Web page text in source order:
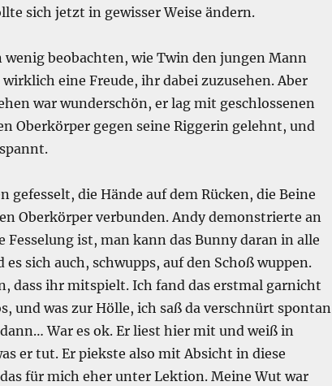
sich jetzt in gewisser Weise ändern.
beobachten, wie Twin den jungen Mann
eine Freude, ihr dabei zuzusehen. Aber
war wunderschön, er lag mit geschlossenen
Oberkörper gegen seine Riggerin gelehnt, und
gefesselt, die Hände auf dem Rücken, die Beine
Oberkörper verbunden. Andy demonstrierte an
Fesselung ist, man kann das Bunny daran in alle
sich auch, schwupps, auf den Schoß wuppen.
dass ihr mitspielt. Ich fand das erstmal garnicht
und was zur Hölle, ich saß da verschnürt spontan
War es ok. Er liest hier mit und weiß in
er tut. Er piekste also mit Absicht in diese
für mich eher unter Lektion. Meine Wut war